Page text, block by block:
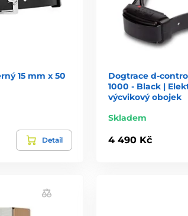
15 mm x 50
Detail
Dogtrace d-
1000 - Black |
výcvikový obojek
Skladem
4 490 Kč